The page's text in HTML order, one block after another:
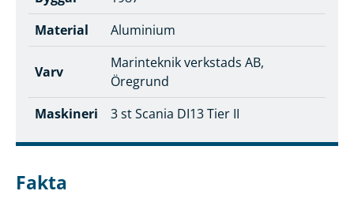
Material
Aluminium
Varv
Marinteknik verkstads AB,
Öregrund
Maskineri
3 st Scania DI13 Tier II
Fakta